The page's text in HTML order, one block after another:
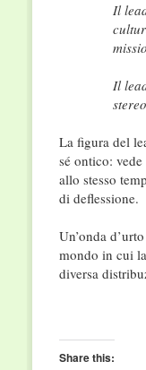
Il
Il
La figura del
sé ontico:
allo stesso
di deflessione.
Un’onda
mondo in cui
diversa
Share this: